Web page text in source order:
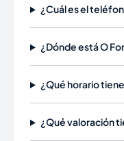
¿Cuál es el
¿Dónde está O
¿Qué horario
¿Qué valoración